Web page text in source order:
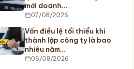
mới doanh…
07/08/2026
Vốn điều lệ tối thiểu khi
thành lập công ty là bao
nhiêu năm…
06/08/2026